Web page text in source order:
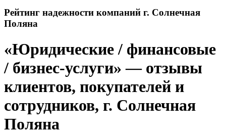
Рейтинг надежности компаний г. Солнечная
Поляна
«Юридические / финансовые
/ бизнес-услуги» — отзывы
клиентов, покупателей и
сотрудников, г. Солнечная
Поляна